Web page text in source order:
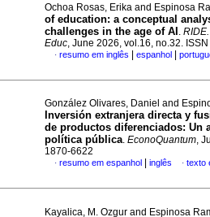
Ochoa Rosas, Erika and Espinosa
of education: a conceptual
challenges in the age of AI .
Educ, June 2026, vol.16, no.32.
· resumo em inglês espanhol
González Olivares, Daniel and
Inversión extranjera directa y
de productos diferenciados: Un
política pública. EconoQuantum,
1870-6622
· resumo em espanhol inglês · texto
Kayalica, M. Ozgur and Espinosa